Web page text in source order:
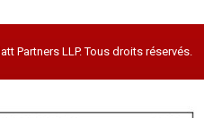
Partners LLP. Tous droits réservés.